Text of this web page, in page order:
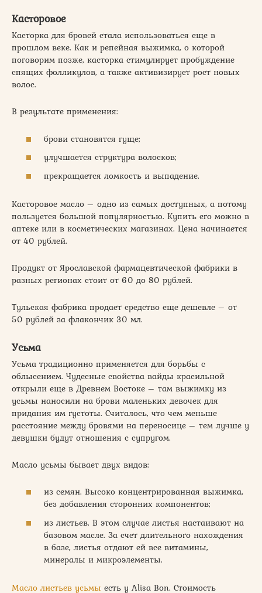
Касторовое
Касторка для бровей стала использоваться еще в
прошлом веке. Как и репейная выжимка, о которой
поговорим позже, касторка стимулирует пробуждение
спящих фолликулов, а также активизирует рост новых
волос.
В результате применения:
брови становятся гуще;
улучшается структура волосков;
прекращается ломкость и выпадение.
Касторовое масло – одно из самых доступных, а потому
пользуется большой популярностью. Купить его можно в
аптеке или в косметических магазинах. Цена начинается
от 40 рублей.
Продукт от Ярославской фармацевтической фабрики в
разных регионах стоит от 60 до 80 рублей.
Тульская фабрика продает средство еще дешевле – от
50 рублей за флакончик 30 мл.
Усьма
Усьма традиционно применяется для борьбы с
облысением. Чудесные свойства вайды красильной
открыли еще в Древнем Востоке – там выжимку из
усьмы наносили на брови маленьких девочек для
придания им густоты. Считалось, что чем меньше
расстояние между бровями на переносице – тем лучше у
девушки будут отношения с супругом.
Масло усьмы бывает двух видов:
из семян. Высоко концентрированная выжимка,
без добавления сторонних компонентов;
из листьев. В этом случае листья настаивают на
базовом масле. За счет длительного нахождения
в базе, листья отдают ей все витамины,
минералы и микроэлементы.
Масло листьев усьмы есть у Alisa Bon. Стоимость